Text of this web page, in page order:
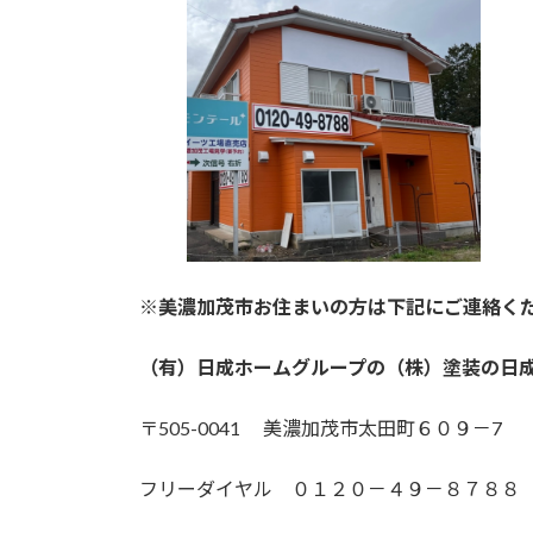
※美濃加茂市お住まいの方は下記にご連絡く
（有）日成ホームグループの（株）塗装の日成
〒505-0041 美濃加茂市太田町６０９－7
フリーダイヤル ０１２０－４９－８７８８